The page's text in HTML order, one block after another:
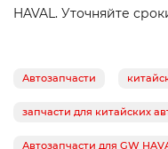
HAVAL. Уточняйте
Автозапчасти
запчасти для китайских
Автозапчасти для GW